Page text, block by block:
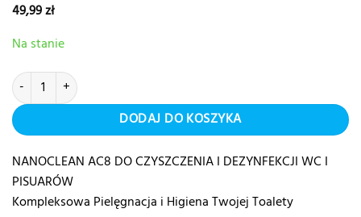
49,99zł
Na stanie
ilość Płyn czyszcząco-dezynfekujący do WC NANOCLEAN®AC8 Home
DODAJ DO KOSZYKA
NANOCLEAN AC8 DO CZYSZCZENIA I DEZYNFEKCJI WC I
PISUARÓW
Kompleksowa Pielęgnacja i Higiena Twojej Toalety